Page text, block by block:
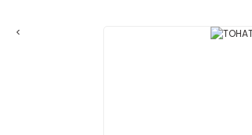
<